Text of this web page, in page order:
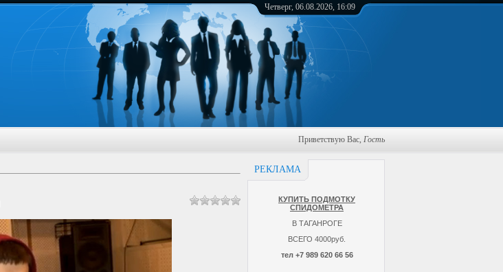
Четверг, 06.08.2026, 16:09
Приветствую Вас, Гость
РЕКЛАМА
КУПИТЬ ПОДМОТКУ
СПИДОМЕТРА
В ТАГАНРОГЕ
ВСЕГО 4000руб.
тел +7 989 620 66 56